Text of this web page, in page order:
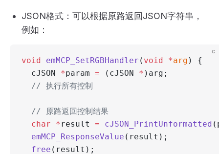
JSON格式：可以根据原路返回JSON字符串，
例如：
c
void emMCP_SetRGBHandler ( void *arg ) {
  cJSON
*param = (cJSON * )arg;
  // 执行所有控制
  // 原路返回控制结果
  char
* result = cJSON_PrintUnformatted
  emMCP_ResponseValue
(result);
  free
(result);